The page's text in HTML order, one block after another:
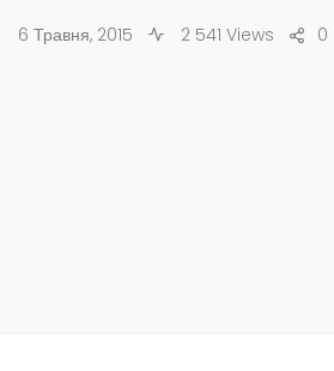
6 Травня, 2015 2 541 Views 0